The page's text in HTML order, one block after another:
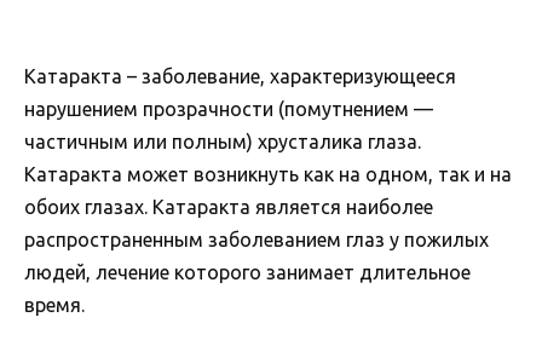
Катаракта – заболевание, характеризующееся
нарушением прозрачности (помутнением —
частичным или полным) хрусталика глаза.
Катаракта может возникнуть как на одном, так и на
обоих глазах. Катаракта является наиболее
распространенным заболеванием глаз у пожилых
людей, лечение которого занимает длительное
время.